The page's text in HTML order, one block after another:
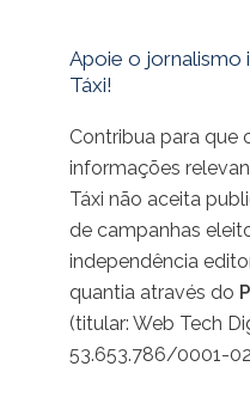
Apoie o jornalismo
Táxi!
Contribua para que
informações
Táxi não aceita
de campanhas
independência
quantia através do
(titular: Web Tech
53.653.786/0001-